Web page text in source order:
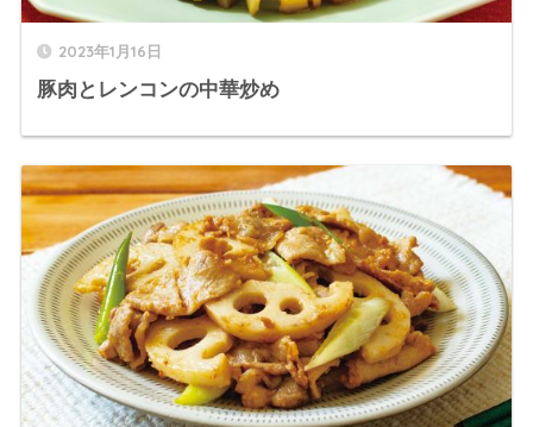
2023年1月16日
豚肉とレンコンの中華炒め